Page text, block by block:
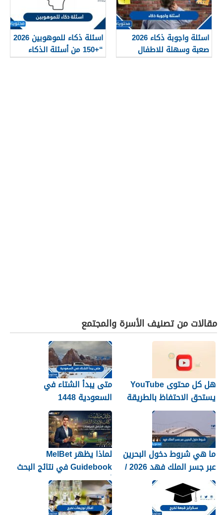
اسئلة واجوبة ذكاء 2026
صعبة وسهلة للاطفال
والكبار
اسئلة ذكاء للموهوبين 2026
“+150 من أسئلة الذكاء
للعباقرة”
مقالات من تصنيف الأسرة والمجتمع
هل كل محتوى YouTube
يستحق الاحتفاظ بالطريقة
نفسها؟
متى يبدأ الشتاء في
السعودية 1448
ما هي شروط دخول البحرين
عبر جسر الملك فهد 2026 /
1448
لماذا يظهر MelBet
Guidebook في نتائج البحث
أكثر من صفحات كثيرة؟